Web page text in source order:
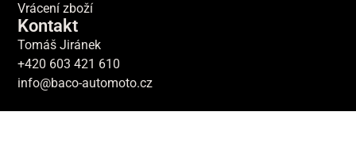
Vrácení zboží
Kontakt
Tomáš Jiránek
+420 603 421 610
info@baco-automoto.cz